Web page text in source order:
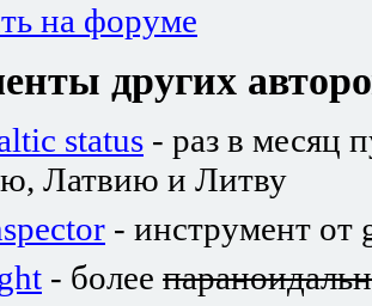
на форуме
других
status - раз в месяц
Латвию и Литву
- инструмент от
- более